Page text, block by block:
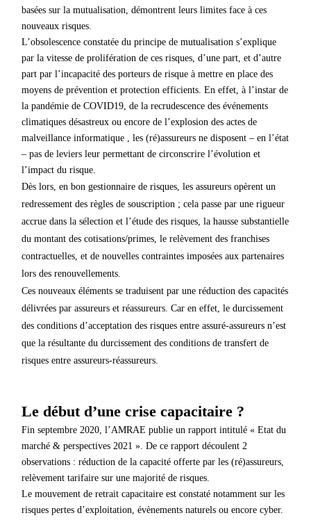
basées sur la mutualisation, démontrent leurs limites face à ces
nouveaux risques.
L’obsolescence constatée du principe de mutualisation s’explique
par la vitesse de prolifération de ces risques, d’une part, et d’autre
part par l’incapacité des porteurs de risque à mettre en place des
moyens de prévention et protection efficients. En effet, à l’instar de
la pandémie de COVID19, de la recrudescence des événements
climatiques désastreux ou encore de l’explosion des actes de
malveillance informatique , les (ré)assureurs ne disposent – en l’état
– pas de leviers leur permettant de circonscrire l’évolution et
l’impact du risque.
Dès lors, en bon gestionnaire de risques, les assureurs opèrent un
redressement des règles de souscription ; cela passe par une rigueur
accrue dans la sélection et l’étude des risques, la hausse substantielle
du montant des cotisations/primes, le relèvement des franchises
contractuelles, et de nouvelles contraintes imposées aux partenaires
lors des renouvellements.
Ces nouveaux éléments se traduisent par une réduction des capacités
délivrées par assureurs et réassureurs. Car en effet, le durcissement
des conditions d’acceptation des risques entre assuré-assureurs n’est
que la résultante du durcissement des conditions de transfert de
risques entre assureurs-réassureurs.
Le début d’une crise capacitaire ?
Fin septembre 2020, l’AMRAE publie un rapport intitulé « Etat du
marché & perspectives 2021 ». De ce rapport découlent 2
observations : réduction de la capacité offerte par les (ré)assureurs,
relèvement tarifaire sur une majorité de risques.
Le mouvement de retrait capacitaire est constaté notamment sur les
risques pertes d’exploitation, évènements naturels ou encore cyber.